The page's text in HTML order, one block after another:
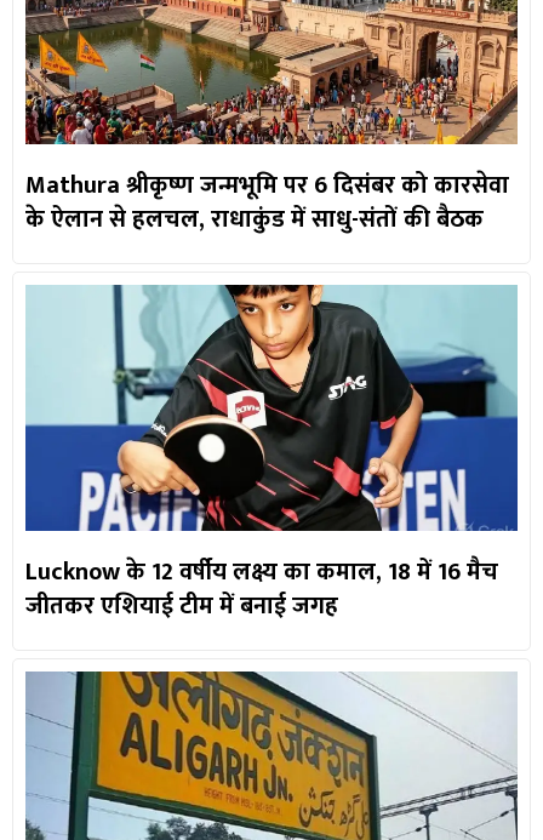
Mathura श्रीकृष्ण जन्मभूमि पर 6 दिसंबर को कारसेवा
के ऐलान से हलचल, राधाकुंड में साधु-संतों की बैठक
Lucknow के 12 वर्षीय लक्ष्य का कमाल, 18 में 16 मैच
जीतकर एशियाई टीम में बनाई जगह